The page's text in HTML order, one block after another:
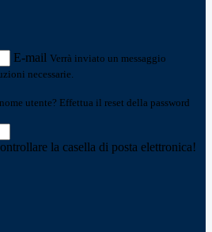
E-mail Verrà inviato un messaggio
necessarie.
utente? Effettua il reset della password
la casella di posta elettronica!